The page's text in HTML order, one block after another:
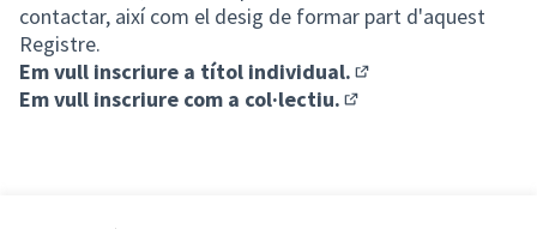
contactar, així com el desig de formar part d'aquest
Registre.
Em vull inscriure a títol individual.
(Enllaç extern)
Em vull inscriure com a col·lectiu.